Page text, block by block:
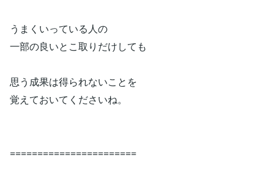
うまくいっている人の
一部の良いとこ取りだけしても
思う成果は得られないことを
覚えておいてくださいね。
=======================